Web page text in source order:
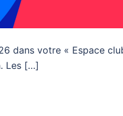
dans votre « Espace
Les […]